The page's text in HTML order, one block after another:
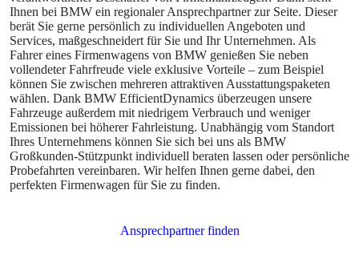
Ihnen bei BMW ein regionaler Ansprechpartner zur Seite. Dieser
berät Sie gerne persönlich zu individuellen Angeboten und
Services, maßgeschneidert für Sie und Ihr Unternehmen. Als
Fahrer eines Firmenwagens von BMW genießen Sie neben
vollendeter Fahrfreude viele exklusive Vorteile – zum Beispiel
können Sie zwischen mehreren attraktiven Ausstattungspaketen
wählen. Dank BMW EfficientDynamics überzeugen unsere
Fahrzeuge außerdem mit niedrigem Verbrauch und weniger
Emissionen bei höherer Fahrleistung. Unabhängig vom Standort
Ihres Unternehmens können Sie sich bei uns als BMW
Großkunden-Stützpunkt individuell beraten lassen oder persönliche
Probefahrten vereinbaren. Wir helfen Ihnen gerne dabei, den
perfekten Firmenwagen für Sie zu finden.